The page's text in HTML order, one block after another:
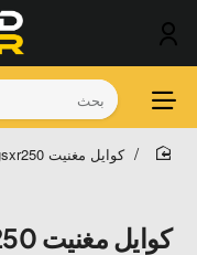
بحث
كوايل مغنيت gsxr250 وكاله
كوايل مغنيت gsxr250 وكاله